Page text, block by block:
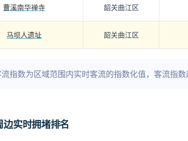
曹溪南华禅寺 韶关曲江区
马坝人遗址 韶关曲江区
指数为区域范围内实时客流的指数化值，客流指数
实时拥堵排名